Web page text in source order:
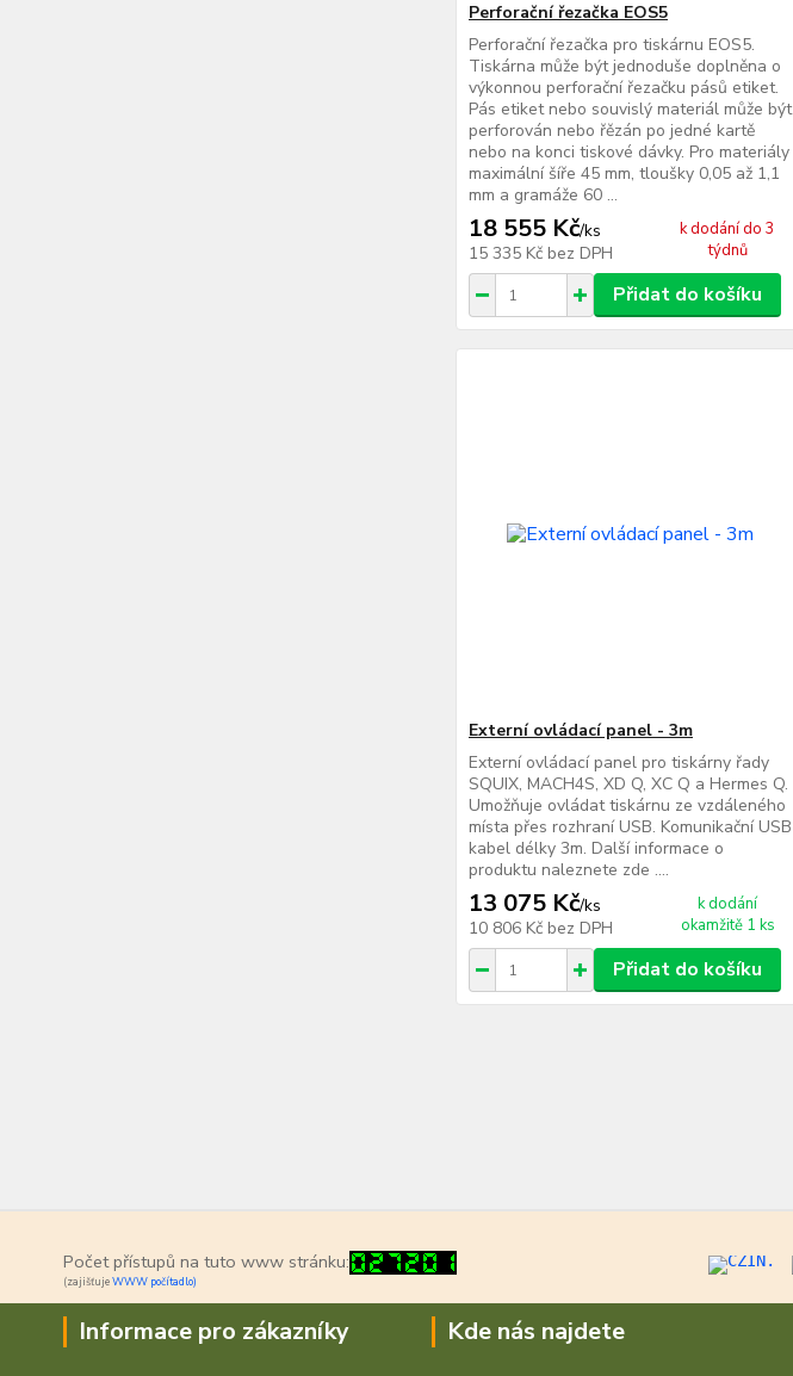
Perforační řezačka EOS5
Perforační řezačka pro tiskárnu EOS5.
Tiskárna může být jednoduše doplněna o
výkonnou perforační řezačku pásů etiket.
Pás etiket nebo souvislý materiál může být
perforován nebo řězán po jedné kartě
nebo na konci tiskové dávky. Pro materiály
maximální šíře 45 mm, tloušky 0,05 až 1,1
mm a gramáže 60 ...
18 555 Kč/ks
15 335 Kč bez DPH
k dodání do 3
týdnů
Přidat do košíku
Externí ovládací panel - 3m
Externí ovládací panel pro tiskárny řady
SQUIX, MACH4S, XD Q, XC Q a Hermes Q.
Umožňuje ovládat tiskárnu ze vzdáleného
místa přes rozhraní USB. Komunikační USB
kabel délky 3m. Další informace o
produktu naleznete zde ....
13 075 Kč/ks
10 806 Kč bez DPH
k dodání
okamžitě 1 ks
Přidat do košíku
Počet přístupů na tuto www stránku:
(zajišťujeWWW počítadlo)
Informace pro zákazníky Kde nás najdete